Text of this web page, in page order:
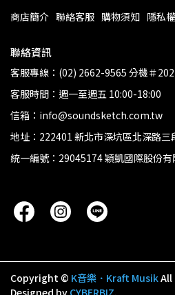
商店簡介 聯絡客服 購物須知 隱私
聯絡資訊
客服專線：(02) 2662-9565 分機＃202
客服時間：週一至週五 10:00-18:00
信箱：info@soundsketch.com.tw
地址：222401 新北市深坑區北深路三
統一編號：29045174 穎凱國際股份有
Copyright © K音樂．Kraft MusikAll